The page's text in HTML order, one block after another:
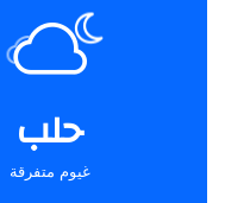
حلب
غيوم متفرقة